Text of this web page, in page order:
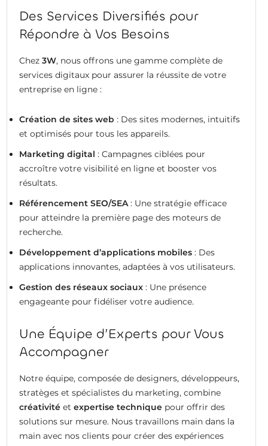
Des Services Diversifiés pour
Répondre à Vos Besoins
Chez 3W, nous offrons une gamme complète de
services digitaux pour assurer la réussite de votre
entreprise en ligne :
Création de sites web : Des sites modernes, intuitifs
et optimisés pour tous les appareils.
Marketing digital : Campagnes ciblées pour
accroître votre visibilité en ligne et booster vos
résultats.
Référencement SEO/SEA: Une stratégie efficace
pour atteindre la première page des moteurs de
recherche.
Développement d’applications mobiles: Des
applications innovantes, adaptées à vos utilisateurs.
Gestion des réseaux sociaux: Une présence
engageante pour fidéliser votre audience.
Une Équipe d’Experts pour Vous
Accompagner
Notre équipe, composée de designers, développeurs,
stratèges et spécialistes du marketing, combine
créativitéet expertise techniquepour offrir des
solutions sur mesure. Nous travaillons main dans la
main avec nos clients pour créer des expériences